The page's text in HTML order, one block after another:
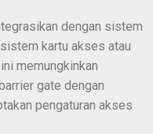
dengan sistem
kartu akses atau
memungkinkan
gate dengan
pengaturan akses